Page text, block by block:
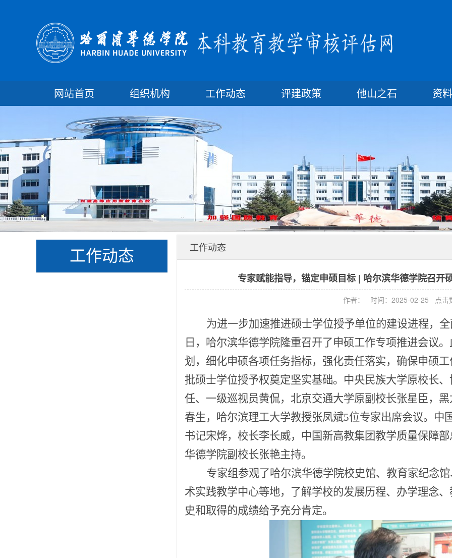
网站首页 组织机构 工作动态 评建政策 他山之石 资
工作动态 工作动态
专家赋能指导，锚定申硕目标 | 哈尔滨华德学院召开
作者： 时间：2025-02-25 点击
为进一步加速推进硕士学位授予单位的建设进程，
日，哈尔滨华德学院隆重召开了申硕工作专项推进会议
划，细化申硕各项任务指标，强化责任落实，确保申硕
批硕士学位授予权奠定坚实基础。 中央民族大学原校长
任、一级巡视员黄侃，北京交通大学原副校长张星臣，
春生，哈尔滨理工大学教授张凤斌5位专家出席会议。中
书记宋烨，校长李长威，中国新高教集团教学质量保障
华德学院副校长张艳主持。
专家组参观了哈尔滨华德学院校史馆、教育家纪念
术实践教学中心等地，了解学校的发展历程、办学理念
史和取得的成绩给予充分肯定。